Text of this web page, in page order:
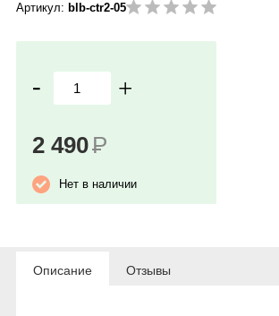
Артикул: blb-ctr2-05
- +
2 490Р
Нет в наличии
Описание Отзывы